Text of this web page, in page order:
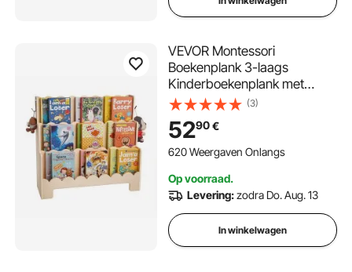
VEVOR Montessori
Boekenplank 3-laags
Kinderboekenplank met
Gegolfde Rand, Boekenplank
aan de Voorkant met
Dubbele Haken,
Babyboekenplank
Kleuterschool Kleuterschool
(3)
5290€
620 Weergaven Onlangs
Op voorraad.
Levering:zodra Do. Aug. 13
In winkelwagen